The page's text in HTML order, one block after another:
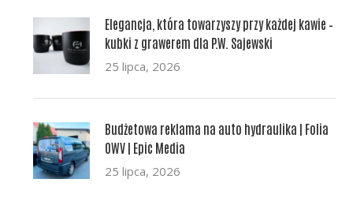
Elegancja, która towarzyszy przy każdej kawie –
kubki z grawerem dla P.W. Sajewski
25 lipca, 2026
Budżetowa reklama na auto hydraulika | Folia
OWV | Epic Media
25 lipca, 2026